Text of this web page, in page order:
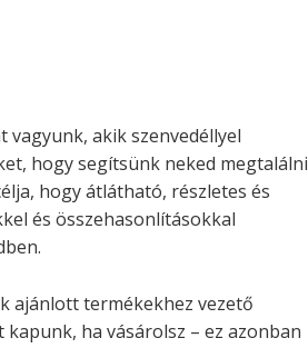
vagyunk, akik szenvedéllyel
hogy segítsünk neked megtalálni
hogy átlátható, részletes és
és összehasonlításokkal
ajánlott termékekhez vezető
ha vásárolsz – ez azonban